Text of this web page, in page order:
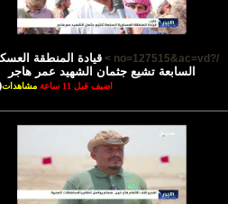
/?no=127515&ac=vd >
قيادة المنطقة
السابعة تشيع جثمان الشهيد عمر هاجر
اضيف قبل 11 ساعة مشاهدات